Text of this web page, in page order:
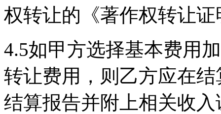
权转让的《著作权转让
4.5如甲方选择基本费用
转让费用，则乙方应在
结算报告并附上相关收